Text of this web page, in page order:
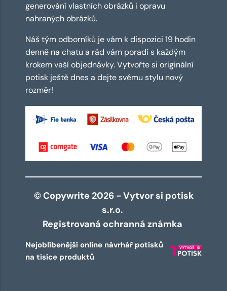
generování vlastních obrázků i opravu
nahraných obrázků.
Náš tým odborníků je vám k dispozici 19 hodin
denně na chatu a rád vám poradí s každým
krokem vaší objednávky. Vytvořte si originální
potisk ještě dnes a dejte svému stylu nový
rozměr!
© Copywrite 2026 - Vytvor si potisk
s.r.o.
Registrovaná ochranná známka
Nejoblíbenější online návrhář potisků
na tisíce produktů